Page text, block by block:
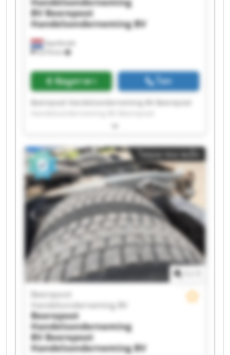
Spanbroek
9,018 km
BV Beerepoot
Handelsonderneming BV
ข้อมูลราคา โทร
Beerepoot Handelsonderneming BV Beerepoot
Handelsonderneming BV Beerepoot
Handelsonderneming BV Beerepoot
Handelsonderneming BV Beerepoot
Handelsonderneming BV Beerepoot
Handelsonderneming BV Beerepoot
Handelsonderneming BV Beerepoot
Handelsonderneming BV Beerepoot
Handelsonderneming BV Beerepoot
Handelsonderneming BV Beerepoot
Handelsonderneming BV Beerepoot
Handelsonderneming BV Beerepoot
Handelsonderneming BV Beerepoot
Handelsonderneming BV Beerepoot
Handelsonderneming BV Beerepoot
Handelsonderneming BV Beerepoot
Handelsonderneming BV Beerepoot
Handelsonderneming BV
โฆษณาขนาดเล็ก
Beerepoot
Handelsonderneming BV
Beerepoot
Handelsonderneming
BV Beerepoot
Handelsonderneming BV